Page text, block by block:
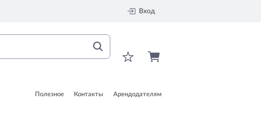
Вход
Полезное Контакты Арендодателям